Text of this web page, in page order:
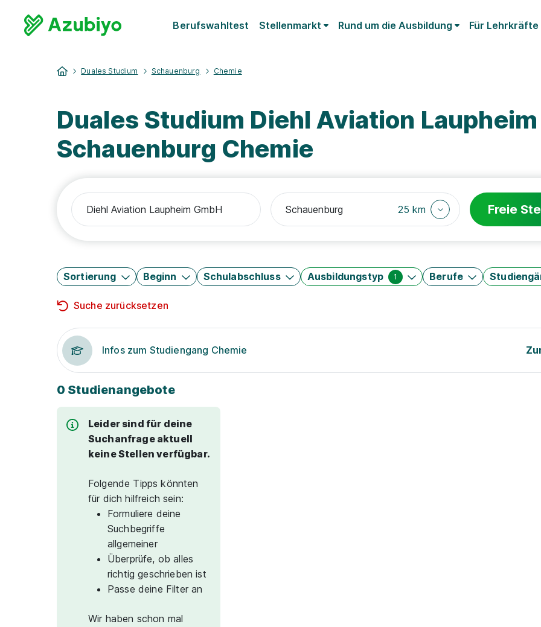
Berufswahltest Stellenmarkt Rund um die Ausbildung Für Lehrkräfte
Duales Studium Schauenburg Chemie
Duales Studium Diehl Aviation Laupheim
Schauenburg Chemie
25 km Freie
Sortierung Beginn Schulabschluss Ausbildungstyp 1 Berufe
Suche zurücksetzen
Infos zum Studiengang Chemie
0 Studienangebote
Leider sind für deine
Suchanfrage aktuell
keine Stellen verfügbar.
Folgende Tipps könnten
für dich hilfreich sein:
Formuliere deine
Suchbegriffe
allgemeiner
Überprüfe, ob alles
richtig geschrieben ist
Passe deine Filter an
Wir haben schon mal